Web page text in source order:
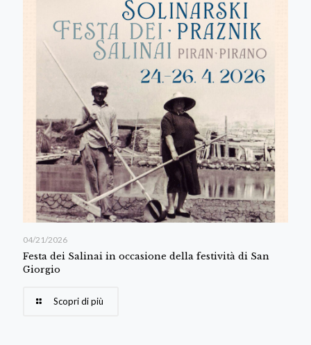
04/21/2026
Festa dei Salinai in occasione della festività di San
Giorgio
Scopri di più